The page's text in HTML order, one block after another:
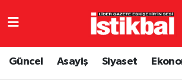
Güncel Asayiş Siyaset
Eskişehirspor
Eskişehir Nöbetçi Eczaneler